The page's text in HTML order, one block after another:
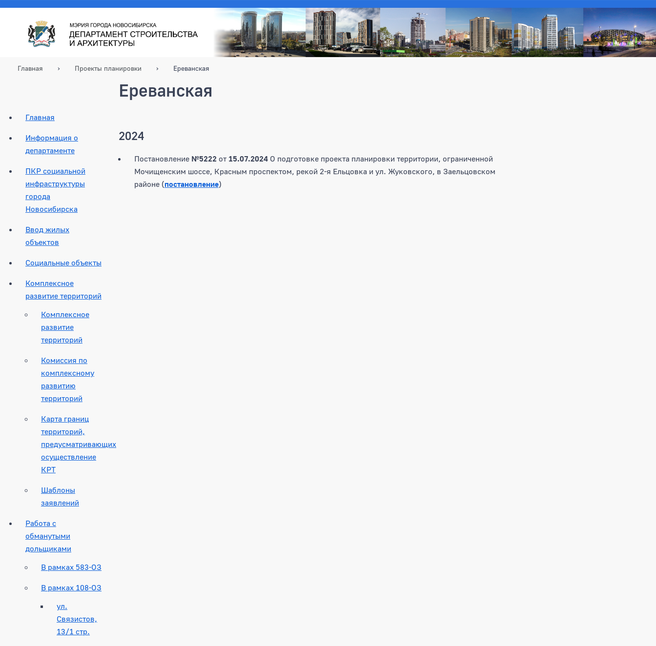
Главная Проекты планировки Ереванская
Главная
Информация о
департаменте
ПКР социальной
инфраструктуры
города
Новосибирска
Ввод жилых
объектов
Социальные объекты
Комплексное
развитие территорий
Комплексное
развитие
территорий
Комиссия по
комплексному
развитию
территорий
Карта границ
территорий,
предусматривающих
осуществление
КРТ
Шаблоны
заявлений
Работа с
обманутыми
дольщиками
В рамках 583-ОЗ
В рамках 108-ОЗ
ул.
Связистов,
13/1 стр.
Ереванская
2024
Постановление №5222 от 15.07.2024О подготовке проекта планировки территории, ограниченной
Мочищенским шоссе, Красным проспектом, рекой 2-я Ельцовка и ул. Жуковского, в Заельцовском
районе (постановление)